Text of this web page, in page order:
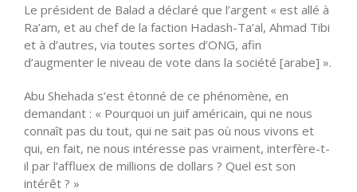
Le président de Balad a déclaré que l’argent « est allé à
Ra’am, et au chef de la faction Hadash-Ta’al, Ahmad Tibi
et à d’autres, via toutes sortes d’ONG, afin
d’augmenter le niveau de vote dans la société [arabe] ».
Abu Shehada s’est étonné de ce phénomène, en
demandant : « Pourquoi un juif américain, qui ne nous
connaît pas du tout, qui ne sait pas où nous vivons et
qui, en fait, ne nous intéresse pas vraiment, interfère-t-
il par l’affluex de millions de dollars ? Quel est son
intérêt ? »